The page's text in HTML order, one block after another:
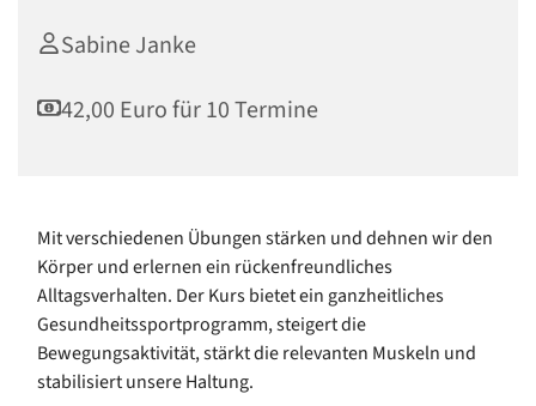
Sabine Janke
42,00 Euro für 10 Termine
Mit verschiedenen Übungen stärken und dehnen wir den
Körper und erlernen ein rückenfreundliches
Alltagsverhalten. Der Kurs bietet ein ganzheitliches
Gesundheitssportprogramm, steigert die
Bewegungsaktivität, stärkt die relevanten Muskeln und
stabilisiert unsere Haltung.